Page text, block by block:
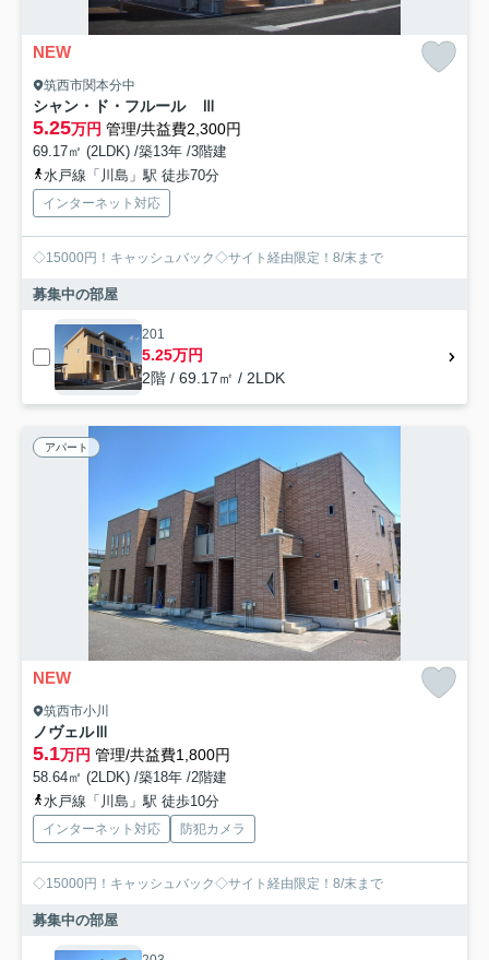
NEW
筑西市関本分中
シャン・ド・フルール Ⅲ
5.25万円 管理/共益費2,300円
69.17㎡ (2LDK) /築13年 /3階建
水戸線「川島」駅 徒歩70分
インターネット対応
◇15000円！キャッシュバック◇サイト経由限定！8/末まで
募集中の部屋
201
5.25万円
2階 / 69.17㎡ / 2LDK
アパート
NEW
筑西市小川
ノヴェルⅢ
5.1万円 管理/共益費1,800円
58.64㎡ (2LDK) /築18年 /2階建
水戸線「川島」駅 徒歩10分
インターネット対応 防犯カメラ
◇15000円！キャッシュバック◇サイト経由限定！8/末まで
募集中の部屋